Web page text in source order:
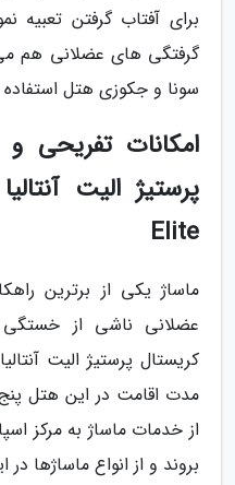
برای آفتاب گرفتن تعبیه
گرفتگی های عضلانی هم
سونا و جکوزی هتل استفاده
امکانات تفریحی
Elite
ماساژ یکی از برترین
عضلانی ناشی از
مدت اقامت در این هتل پنج
از خدمات ماساژ به مرکز
بروند و از انواع ماساژها